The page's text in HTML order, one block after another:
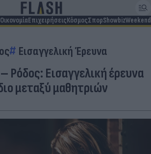
ΟικονομίαΕπιχειρήσειςΚόσμοςΣπορShowbizWeekend
Εισαγγελική Έρευνα
Ρόδος: Εισαγγελική έρευνα
μεταξύ μαθητριών